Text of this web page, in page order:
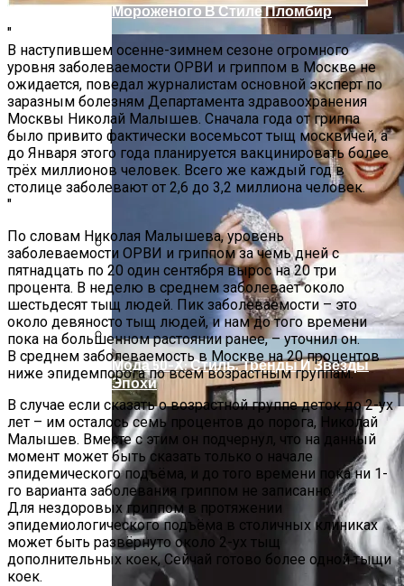
Оценка Будущих Расходов На
Обслуживание Вашего Дома
Мороженого В Стиле Пломбир
Мода 50-Х: Стиль, Тренды И Звезды
Эпохи
В наступившем осенне-зимнем сезоне огромного
уровня заболеваемости ОРВИ и гриппом в Москве не
ожидается, поведал журналистам основной эксперт по
заразным болезням Департамента здравоохранения
Москвы Николай Малышев. Сначала года от гриппа
было привито фактически восемьсот тыщ москвичей, а
до Января этого года планируется вакцинировать более
трёх миллионов человек. Всего же каждый год в
столице заболевают от 2,6 до 3,2 миллиона человек.
По словам Николая Малышева, уровень
заболеваемости ОРВИ и гриппом за чемь дней с
пятнадцать по 20 один сентября вырос на 20 три
процента. В неделю в среднем заболевает около
шестьдесят тыщ людей. Пик заболеваемости – это
около девяносто тыщ людей, и нам до того времени
пока на большенном растоянии ранее, – уточнил он.
В среднем заболеваемость в Москве на 20 процентов
ниже эпидемпорога по всем возрастным группам.
В случае если сказать о возрастной группе деток до 2-ух
лет – им осталось семь процентов до порога, Николай
Малышев. Вместе с этим он подчернул, что на данный
момент может быть сказать только о начале
эпидемического подъёма, и до того времени пока ни 1-
го варианта заболевания гриппом не записанно.
Для нездоровых гриппом в протяжении
эпидемиологического подъёма в столичных клиниках
может быть развёрнуто около 2-ух тыщ
дополнительных коек, Сейчай готово более одной тыщи
коек.